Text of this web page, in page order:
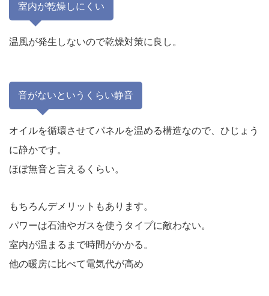
室内が乾燥しにくい
温風が発生しないので乾燥対策に良し。
音がないというくらい静音
オイルを循環させてパネルを温める構造なので、ひじょう
に静かです。
ほぼ無音と言えるくらい。
もちろんデメリットもあります。
パワーは石油やガスを使うタイプに敵わない。
室内が温まるまで時間がかかる。
他の暖房に比べて電気代が高め